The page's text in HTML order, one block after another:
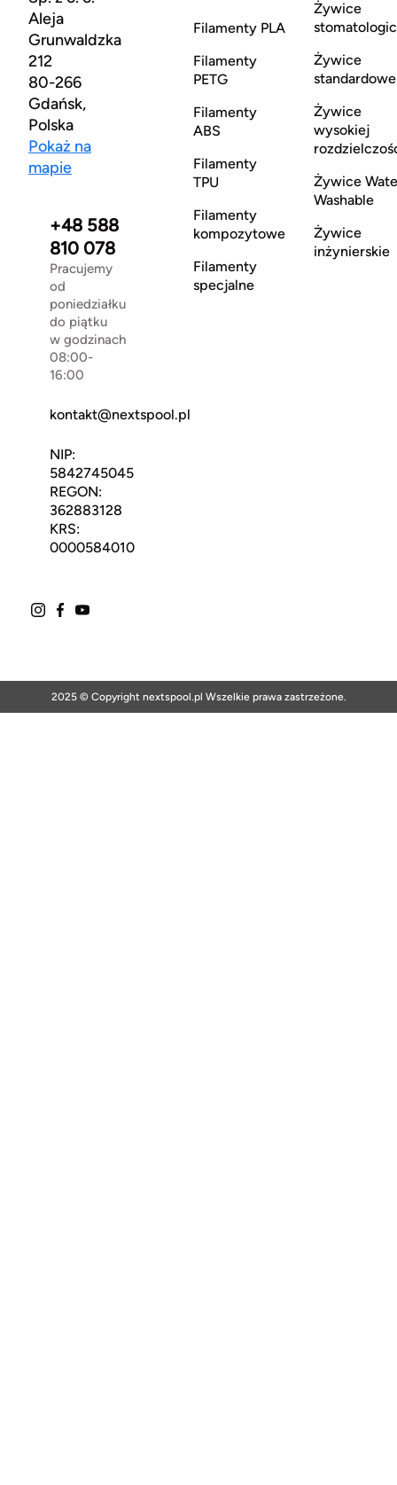
Aleja
Grunwaldzka
212
80-266
Gdańsk,
Polska
Pokaż na
mapie
+48 588
810 078
Pracujemy
od
poniedziałku
do piątku
w godzinach
08:00-
16:00
kontakt@nextspool.pl
NIP:
5842745045
REGON:
362883128
KRS:
0000584010
Filamenty PLA
Filamenty
PETG
Filamenty
ABS
Filamenty
TPU
Filamenty
kompozytowe
Filamenty
specjalne
Żywice
Żywice
standardowe
Żywice
wysokiej
Żywice
Washable
Żywice
inżynierskie